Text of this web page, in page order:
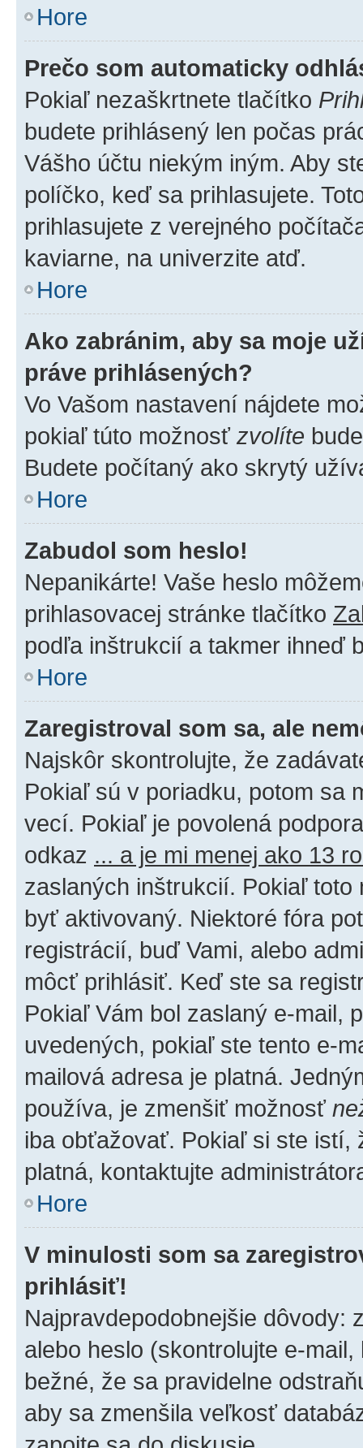
Hore
Prečo som automaticky
Pokiaľ nezaškrtnete tlačítko
budete prihlásený len počas
Vášho účtu niekým iným. Aby
políčko, keď sa prihlasujete.
prihlasujete z verejného
kaviarne, na univerzite atď.
Hore
Ako zabránim, aby sa moje
práve prihlásených?
Vo Vašom nastavení nájdete
pokiaľ túto možnosť zvolíte
Budete počítaný ako skrytý
Hore
Zabudol som heslo!
Nepanikárte! Vaše heslo
prihlasovacej stránke tlačítko
podľa inštrukcií a takmer ihneď
Hore
Zaregistroval som sa, ale
Najskôr skontrolujte, že
Pokiaľ sú v poriadku, potom sa
vecí. Pokiaľ je povolená
odkaz ... a je mi menej ako 13
zaslaných inštrukcií. Pokiaľ
byť aktivovaný. Niektoré fóra
registrácií, buď Vami, alebo
môcť prihlásiť. Keď ste sa
Pokiaľ Vám bol zaslaný e-mail,
uvedených, pokiaľ ste tento e-
mailová adresa je platná.
používa, je zmenšiť možnosť
iba obťažovať. Pokiaľ si ste istí,
platná, kontaktujte
Hore
V minulosti som sa
prihlásiť!
Najpravdepodobnejšie dôvody:
alebo heslo (skontrolujte e-
bežné, že sa pravidelne
aby sa zmenšila veľkosť